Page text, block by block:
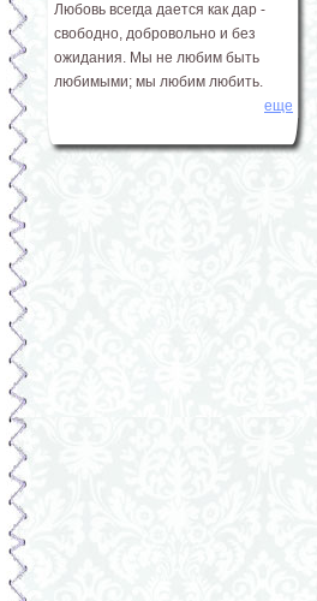
Любовь всегда дается как дар -
свободно, добровольно и без
ожидания. Мы не любим быть
любимыми; мы любим любить.
еще